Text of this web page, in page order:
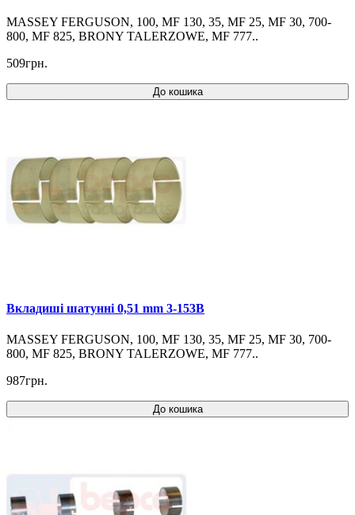
MASSEY FERGUSON, 100, MF 130, 35, MF 25, MF 30, 700-
800, MF 825, BRONY TALERZOWE, MF 777..
509грн.
До кошика
Вкладиші шатунні 0,51 mm 3-153B
MASSEY FERGUSON, 100, MF 130, 35, MF 25, MF 30, 700-
800, MF 825, BRONY TALERZOWE, MF 777..
987грн.
До кошика